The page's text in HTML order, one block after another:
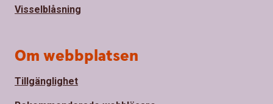
Visselblåsning
Om webbplatsen
Tillgänglighet